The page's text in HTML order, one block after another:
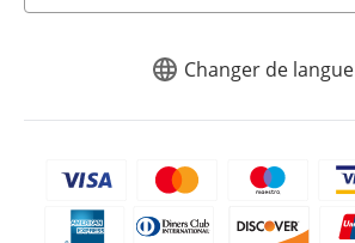
Changer de langue